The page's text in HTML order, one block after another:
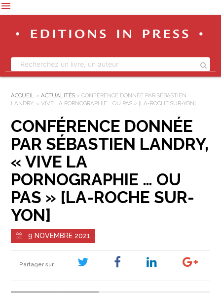
menu
ACCUEIL » ACTUALITÉS» CONFÉRENCE DONNÉE PAR SÉBASTIEN
LANDRY, « VIVE LA PORNOGRAPHIE … OU PAS » [LA-ROCHE SUR-YON]
CONFÉRENCE DONNÉE
PAR SÉBASTIEN LANDRY,
« VIVE LA
PORNOGRAPHIE … OU
PAS » [LA-ROCHE SUR-
YON]
9 NOVEMBRE 2021
Partager sur